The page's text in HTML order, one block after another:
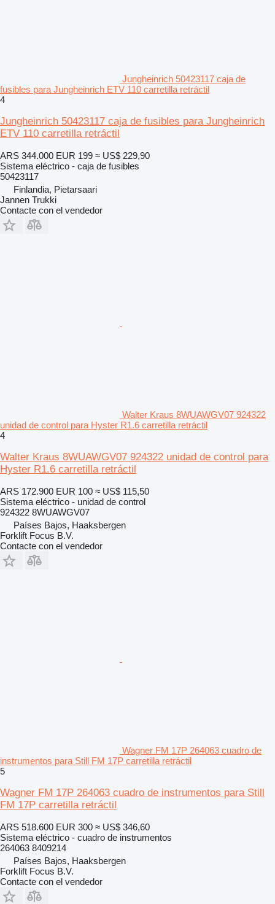
Jungheinrich 50423117 caja de
fusibles para Jungheinrich ETV 110 carretilla retráctil
4
Jungheinrich 50423117 caja de fusibles para Jungheinrich
ETV 110 carretilla retráctil
ARS 344.000 EUR 199 ≈ US$ 229,90
Sistema eléctrico - caja de fusibles
50423117
Finlandia, Pietarsaari
Jannen Trukki
Contacte con el vendedor
Walter Kraus 8WUAWGV07 924322
unidad de control para Hyster R1.6 carretilla retráctil
4
Walter Kraus 8WUAWGV07 924322 unidad de control para
Hyster R1.6 carretilla retráctil
ARS 172.900 EUR 100 ≈ US$ 115,50
Sistema eléctrico - unidad de control
924322 8WUAWGV07
Países Bajos, Haaksbergen
Forklift Focus B.V.
Contacte con el vendedor
Wagner FM 17P 264063 cuadro de
instrumentos para Still FM 17P carretilla retráctil
5
Wagner FM 17P 264063 cuadro de instrumentos para Still
FM 17P carretilla retráctil
ARS 518.600 EUR 300 ≈ US$ 346,60
Sistema eléctrico - cuadro de instrumentos
264063 8409214
Países Bajos, Haaksbergen
Forklift Focus B.V.
Contacte con el vendedor